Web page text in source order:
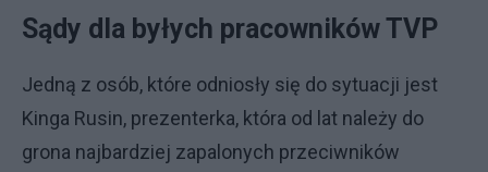
Sądy dla byłych pracowników TVP
Jedną z osób, które odniosły się do sytuacji jest
Kinga Rusin, prezenterka, która od lat należy do
grona najbardziej zapalonych przeciwników